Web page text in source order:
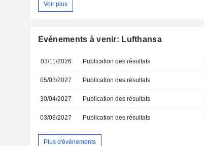
Voir plus
Evénements à venir: Lufthansa
03/11/2026 Publication des résultats
05/03/2027 Publication des résultats
30/04/2027 Publication des résultats
03/08/2027 Publication des résultats
Plus d'événements